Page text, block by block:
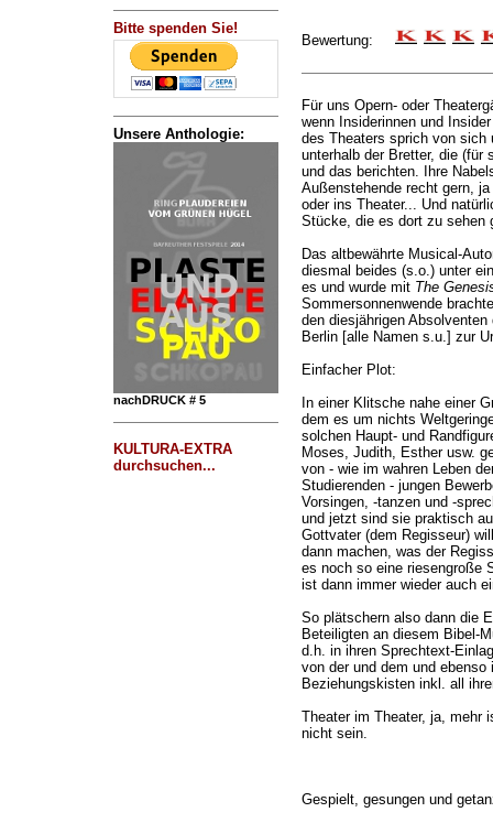
Bitte spenden Sie!
Unsere Anthologie:
nachDRUCK # 5
KULTURA-EXTRA
durchsuchen...
Bewertung:
Für uns Opern- oder
wenn Insiderinnen und
des Theaters sprich von sich
unterhalb der Bretter, die (für
und das berichten. Ihre
Außenstehende recht gern,
oder ins Theater... Und
Stücke, die es dort zu sehen
Das altbewährte Musical-
diesmal beides (s.o.) unter
es und wurde mit The
Sommersonnenwende
den diesjährigen
Berlin [alle Namen s.u.] zur
Einfacher Plot:
In einer Klitsche nahe einer
dem es um nichts
solchen Haupt- und
Moses, Judith, Esther usw.
von - wie im wahren Leben
Studierenden - jungen
Vorsingen, -tanzen und -
und jetzt sind sie praktisch
Gottvater (dem Regisseur)
dann machen, was der
es noch so eine riesengroße
ist dann immer wieder auch
So plätschern also dann die
Beteiligten an diesem Bibel-
d.h. in ihren Sprechtext-
von der und dem und ebenso
Beziehungskisten inkl. all
Theater im Theater, ja, mehr
nicht sein.
Gespielt, gesungen und